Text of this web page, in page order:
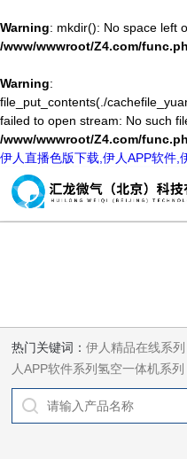
Warning: mkdir(): No space left
/www/wwwroot/Z4.com/
Warning:
file_put_contents(./
failed to open stream: No such
/www/wwwroot/Z4.com/
伊人直播色版下载,伊人APP软件,
热门关键词：伊人精品在线系
人APP软件系列氢空一体机系
机系列，气体净化器系列，代
仪器，代理南韩SitekPH/离子